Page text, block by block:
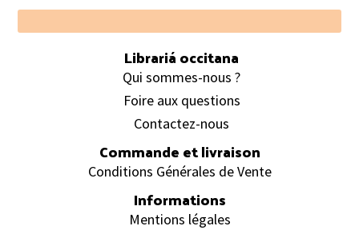
Footer
Librariá occitana
Qui sommes-nous ?
Foire aux questions
Contactez-nous
Commande et livraison
Conditions Générales de Vente
Informations
Mentions légales